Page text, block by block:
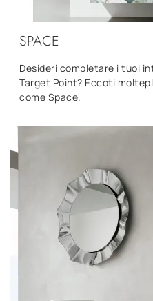
SPACE
Desideri completare i tuoi
Target Point? Eccoti
come Space.